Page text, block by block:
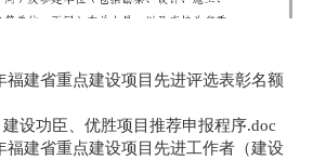
建省重点建设项目先进评选表彰名额
设功臣、优胜项目推荐申报程序.doc
建省重点建设项目先进工作者（建设